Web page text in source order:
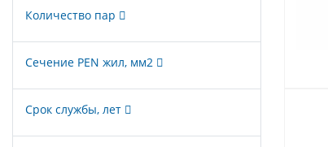
Количество пар
Сечение PEN жил, мм2
Срок службы, лет